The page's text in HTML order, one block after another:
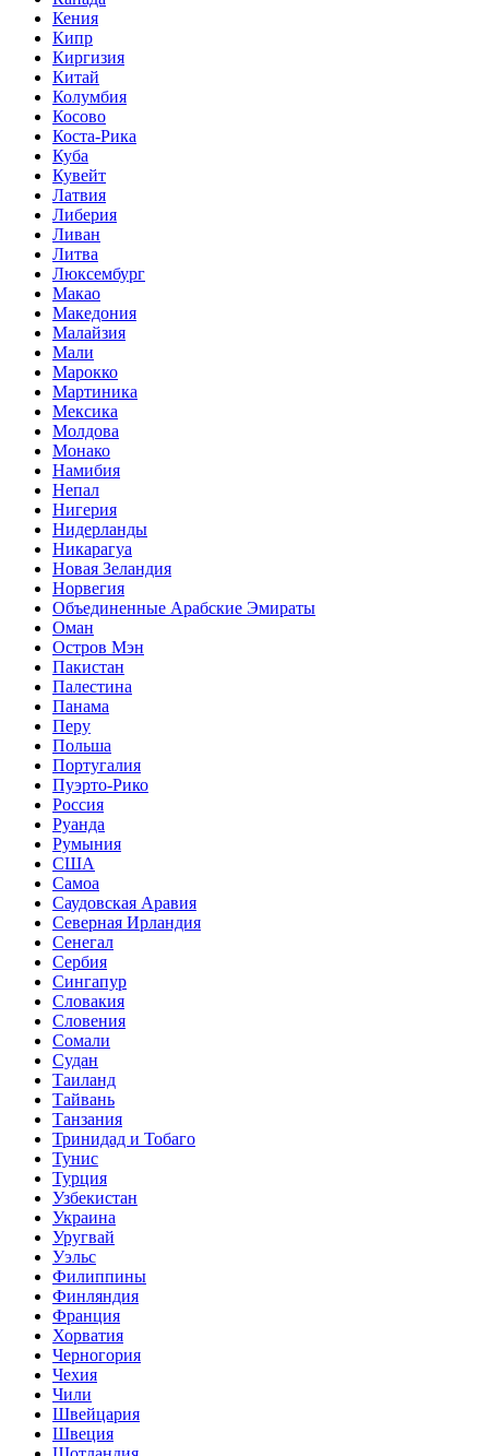
Кения
Кипр
Киргизия
Китай
Колумбия
Косово
Коста-Рика
Куба
Кувейт
Латвия
Либерия
Ливан
Литва
Люксембург
Макао
Македония
Малайзия
Мали
Марокко
Мартиника
Мексика
Молдова
Монако
Намибия
Непал
Нигерия
Нидерланды
Никарагуа
Новая Зеландия
Норвегия
Объединенные Арабские Эмираты
Оман
Остров Мэн
Пакистан
Палестина
Панама
Перу
Польша
Португалия
Пуэрто-Рико
Россия
Руанда
Румыния
США
Самоа
Саудовская Аравия
Северная Ирландия
Сенегал
Сербия
Сингапур
Словакия
Словения
Сомали
Судан
Таиланд
Тайвань
Танзания
Тринидад и Тобаго
Тунис
Турция
Узбекистан
Украина
Уругвай
Уэльс
Филиппины
Финляндия
Франция
Хорватия
Черногория
Чехия
Чили
Швейцария
Швеция